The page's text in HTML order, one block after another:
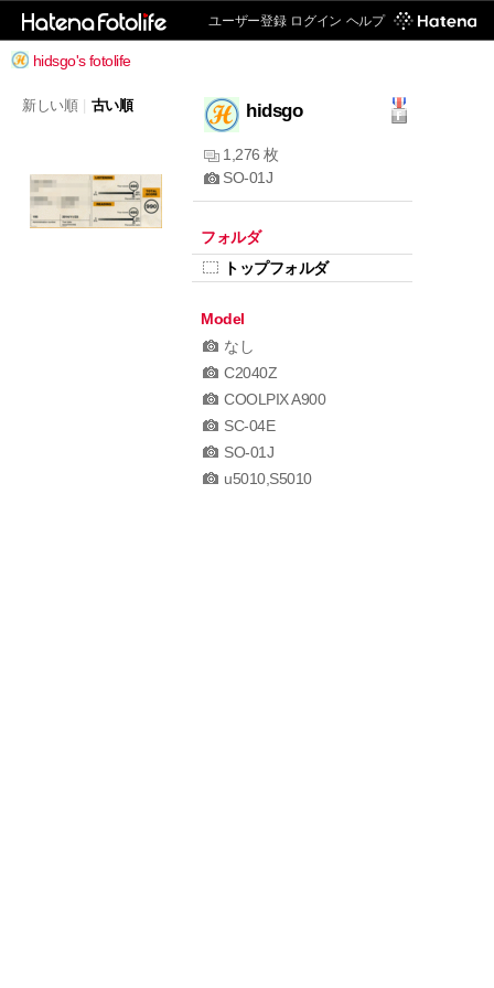
ユーザー登録 ログイン ヘルプ
hidsgo's fotolife
新しい順 古い順 hidsgo
1,276 枚
SO-01J
フォルダ
トップフォルダ
Model
なし
C2040Z
COOLPIX A900
SC-04E
SO-01J
u5010,S5010